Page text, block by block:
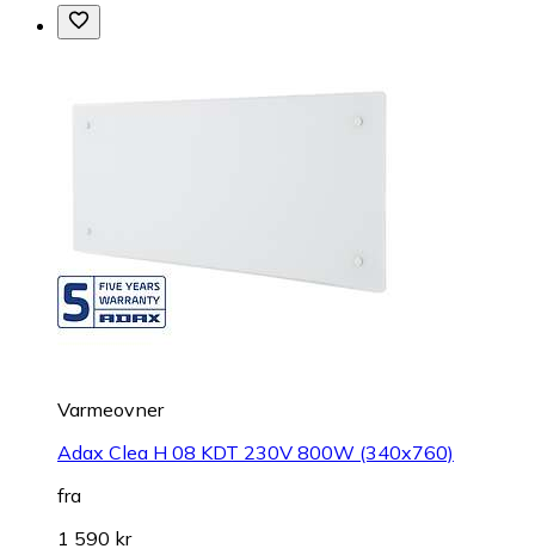
Varmeovner
Adax Clea H 08 KDT 230V 800W (340x760)
fra
1 590 kr